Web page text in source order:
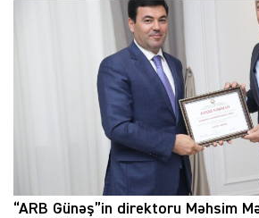
“ARB Günəş”in direktoru Məhsim